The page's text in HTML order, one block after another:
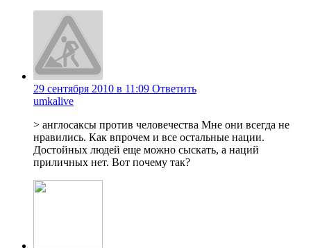
29 сентября 2010 в 11:09 Ответить
umkalive
> англосаксы против человечества Мне они всегда не
нравились. Как впрочем и все остальные нации.
Достойных людей еще можно сыскать, а наций
приличных нет. Вот почему так?